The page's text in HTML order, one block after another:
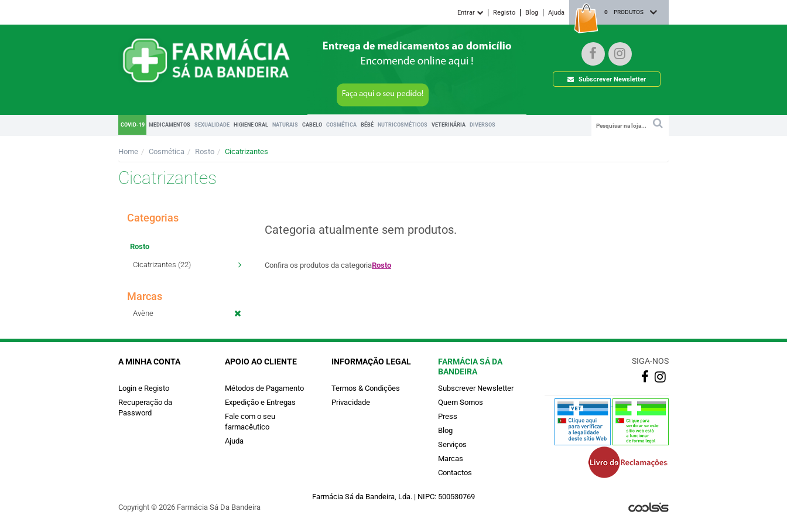
0 PRODUTOS
Entrar Registo Blog Ajuda
Subscrever Newsletter
COVID-19 MEDICAMENTOS SEXUALIDADE HIGIENE ORAL NATURAIS CABELO COSMÉTICA BÉBÉ NUTRICOSMÉTICOS VETERINÁRIA DIVERSOS
Home Cosmética Rosto Cicatrizantes
Cicatrizantes
Categorias
Rosto
Cicatrizantes (22)
Marcas
Avène
Categoria atualmente sem produtos.
Confira os produtos da categoriaRosto
A MINHA CONTA
Login e Registo
Recuperação da
Password
APOIO AO CLIENTE
Métodos de Pagamento
Expedição e Entregas
Fale com o seu
farmacêutico
Ajuda
INFORMAÇÃO LEGAL
Termos & Condições
Privacidade
FARMÁCIA SÁ DA
BANDEIRA
Subscrever Newsletter
Quem Somos
Press
Blog
Serviços
Marcas
Contactos
SIGA-NOS
Farmácia Sá da Bandeira, Lda. | NIPC: 500530769
Copyright © 2026 Farmácia Sá Da Bandeira